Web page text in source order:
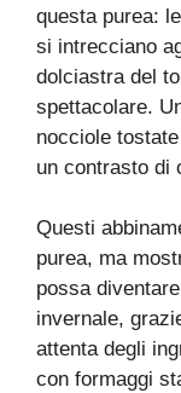
questa purea:
si intrecciano
dolciastra del
spettacolare.
nocciole
un contrasto di
Questi
purea, ma
possa
invernale,
attenta degli
con formaggi